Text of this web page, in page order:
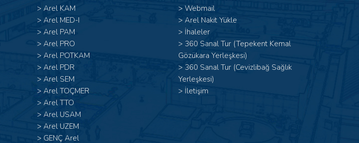
> Arel KAM
> Arel MED-I
> Arel PAM
> Arel PRO
> Arel POTKAM
> Arel PDR
> Arel SEM
> Arel TOÇMER
> Arel TTO
> Arel USAM
> Arel UZEM
> GENÇ Arel
> Webmail
> Arel Nakit Yükle
> İhaleler
> 360 Sanal Tur (Tepekent Kemal
Gözükara Yerleşkesi)
> 360 Sanal Tur (Cevizlibağ Sağlık
Yerleşkesi)
> İletişim